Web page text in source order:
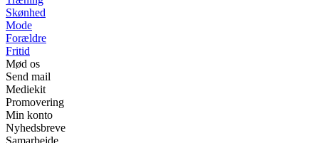
Skønhed
Mode
Forældre
Fritid
Mød os
Send mail
Mediekit
Promovering
Min konto
Nyhedsbreve
Samarbejde